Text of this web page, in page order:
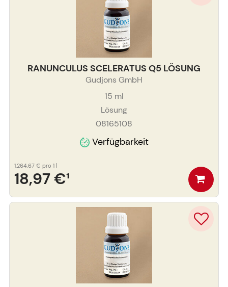
RANUNCULUS SCELERATUS Q5 LÖSUNG
Gudjons GmbH
15 ml
Lösung
08165108
Verfügbarkeit
18,97 €¹
1.264,67 € pro 1 l